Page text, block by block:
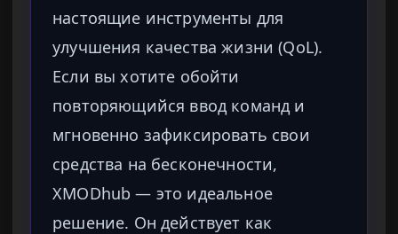
настоящие инструменты для
улучшения качества жизни (QoL).
Если вы хотите обойти
повторяющийся ввод команд и
мгновенно зафиксировать свои
средства на бесконечности,
XMODhub — это идеальное
решение. Он действует как